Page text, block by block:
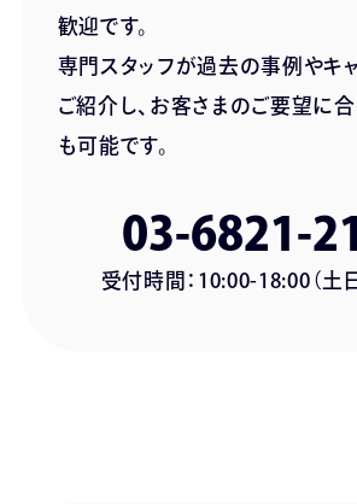
歓迎です。
専門スタッフが過去の事例やキ
ご紹介し、お客さまのご要望に
も可能です。
03-6821-
受付時間：10:00-18:00（土